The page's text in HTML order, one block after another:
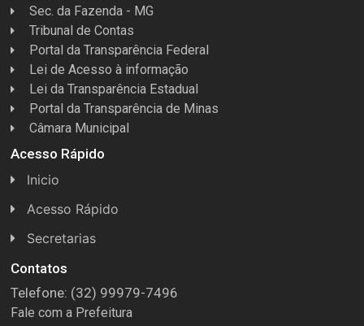
Sec. da Fazenda - MG
Tribunal de Contas
Portal da Transparência Federal
Lei de Acesso à informação
Lei da Transparência Estadual
Portal da Transparência de Minas
Câmara Municipal
Acesso Rápido
Inicio
Acesso Rápido
Concursos
Conselhos
Espera Feliz Antigamente
Secretarias
Licitações
Secretaria de Esportes
Contatos
Telefone: (32) 99979-7496
Fale com a Prefeitura